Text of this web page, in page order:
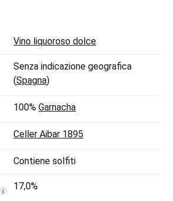
Vino liquoroso dolce
Senza indicazione geografica
(Spagna)
100% Garnacha
Celler Aibar 1895
Contiene solfiti
i 17,0%